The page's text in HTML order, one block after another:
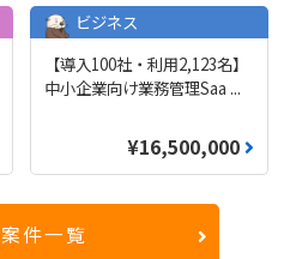
ビジネス
【導入100社・利用2,123名】
中小企業向け業務管理Saa ...
¥16,500,000
案件一覧